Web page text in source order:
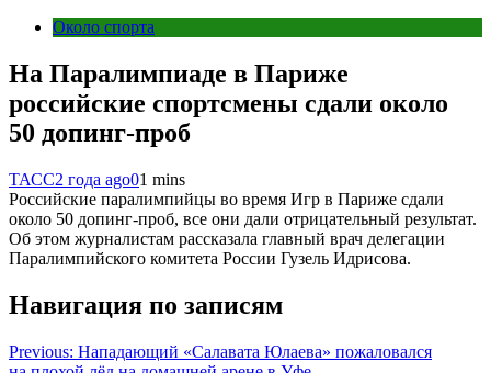
Около спорта
На Паралимпиаде в Париже
российские спортсмены сдали около
50 допинг-проб
ТАСС2 года ago01 mins
Российские паралимпийцы во время Игр в Париже сдали
около 50 допинг-проб, все они дали отрицательный результат.
Об этом журналистам рассказала главный врач делегации
Паралимпийского комитета России Гузель Идрисова.
Навигация по записям
Previous: Нападающий «Салавата Юлаева» пожаловался